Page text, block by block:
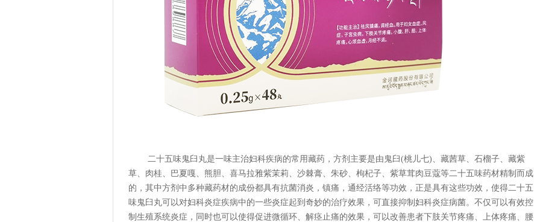
二十五味鬼臼丸是一味主治妇科疾病的常用藏药，方剂主要是由鬼臼(桃儿七)、藏茜草、石榴子、藏紫
草、肉桂、巴夏嘎、熊胆、喜马拉雅紫茉莉、沙棘膏、朱砂、枸杞子、紫草茸肉豆蔻等二十五味药材精制而成
的，其中方剂中多种藏药材的成份都具有抗菌消炎，镇痛，通经活络等功效，正是具有这些功效，使得二十五
味鬼臼丸可以对妇科炎症疾病中的一些炎症起到奇妙的治疗效果，可直接抑制妇科炎症病菌。不仅可以有效控
制生殖系统炎症，同时也可以使得促进微循环、解痉止痛的效果，可以改善患者下肢关节疼痛、上体疼痛、腰